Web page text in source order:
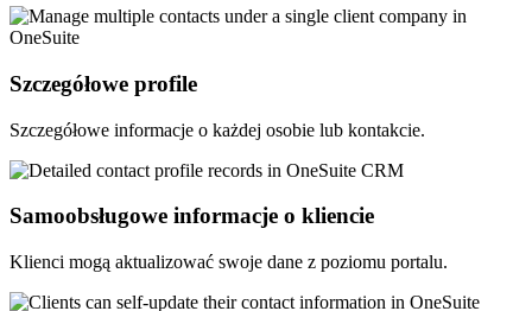
Szczegółowe profile
Szczegółowe informacje o każdej osobie lub kontakcie.
Samoobsługowe informacje o kliencie
Klienci mogą aktualizować swoje dane z poziomu portalu.